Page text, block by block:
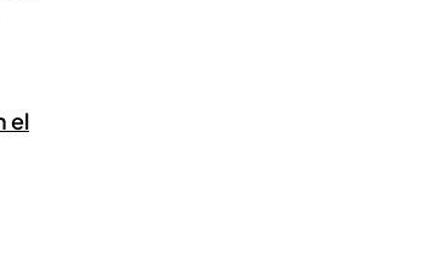
el